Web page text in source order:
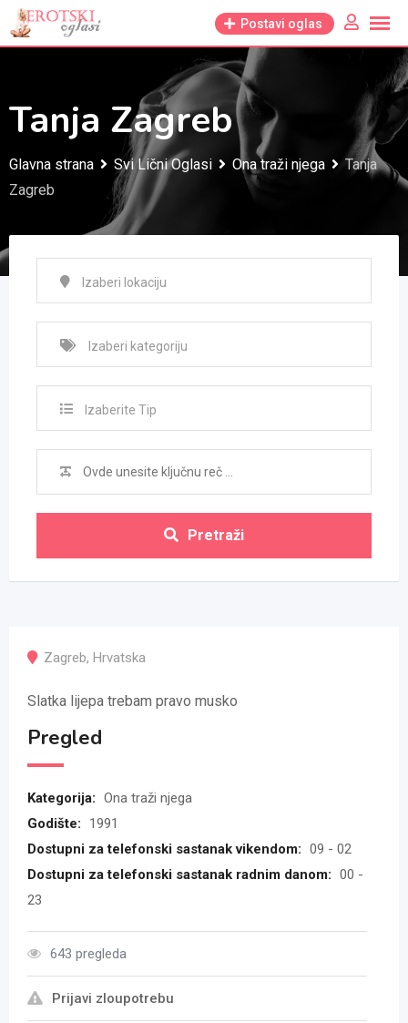
Skip
to
Postavi oglas
Tanja Zagreb
Glavna strana Svi Lični Oglasi Ona traži njega
Tanja
Zagreb
Izaberite Tip
Pretraži
Zagreb, Hrvatska
Slatka lijepa trebam pravo musko
Pregled
Kategorija: Ona traži njega
Godište:
1991
Dostupni za telefonski sastanak vikendom: 09 - 02
Dostupni za telefonski sastanak radnim danom: 00 -
23
643 pregleda
Prijavi zloupotrebu